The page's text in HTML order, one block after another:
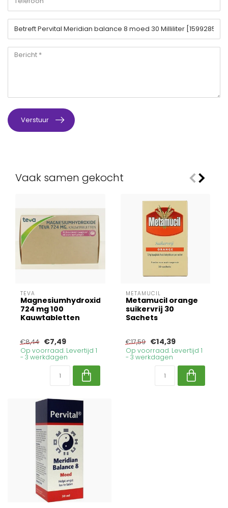
Verstuur
Vaak samen gekocht
TEVA
Magnesiumhydroxide
724 mg 100
Kauwtabletten
€8,44 €7,49
Op voorraad. Levertijd 1
- 3 werkdagen
METAMUCIL
Metamucil orange
suikervrij 30
Sachets
€17,59 €14,39
Op voorraad. Levertijd 1
- 3 werkdagen